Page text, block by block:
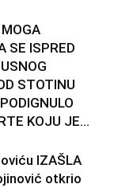
SE ISPRED
STOTINU
KOJU JE...
IZAŠLA
otkrio